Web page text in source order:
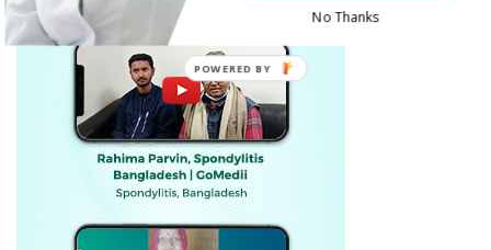
No Thanks
POWERED BY